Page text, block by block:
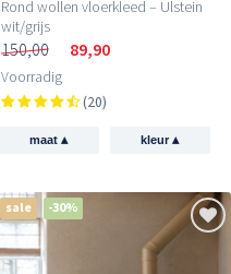
Rond wollen vloerkleed – Ulstein
wit/grijs
150,00 89,90
Voorradig
(20)
maat ▴ kleur▴
sale -30%